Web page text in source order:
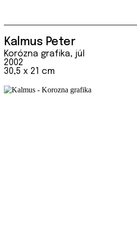
Kalmus Peter
Korózna grafika, júl
2002
30,5 x 21 cm